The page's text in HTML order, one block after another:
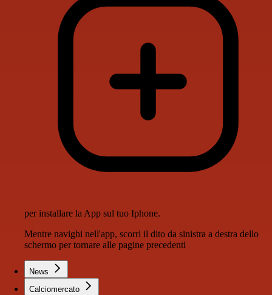
per installare la App sul tuo Iphone.
Mentre navighi nell'app, scorri il dito da sinistra a destra dello
schermo per tornare alle pagine precedenti
News
Calciomercato